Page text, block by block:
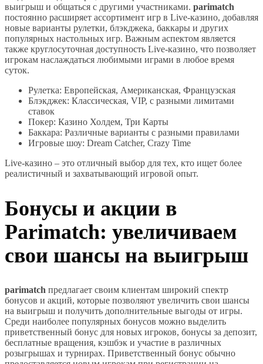
выигрыш и общаться с другими участниками. parimatch
постоянно расширяет ассортимент игр в Live-казино, добавляя
новые варианты рулетки, блэкджека, баккары и других
популярных настольных игр. Важным аспектом является
также круглосуточная доступность Live-казино, что позволяет
игрокам наслаждаться любимыми играми в любое время
суток.
Рулетка: Европейская, Американская, Французская
Блэкджек: Классическая, VIP, с разными лимитами
ставок
Покер: Казино Холдем, Три Карты
Баккара: Различные варианты с разными правилами
Игровые шоу: Dream Catcher, Crazy Time
Live-казино – это отличный выбор для тех, кто ищет более
реалистичный и захватывающий игровой опыт.
Бонусы и акции в
Parimatch: увеличиваем
свои шансы на выигрыш
parimatch предлагает своим клиентам широкий спектр
бонусов и акций, которые позволяют увеличить свои шансы
на выигрыш и получить дополнительные выгоды от игры.
Среди наиболее популярных бонусов можно выделить
приветственный бонус для новых игроков, бонусы за депозит,
бесплатные вращения, кэшбэк и участие в различных
розыгрышах и турнирах. Приветственный бонус обычно